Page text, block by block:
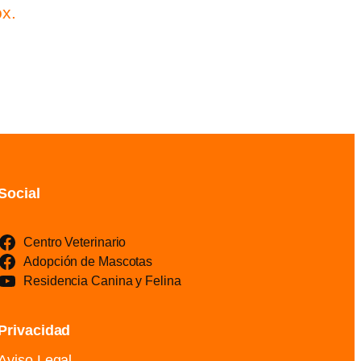
Centro Veterinario
Adopción de Mascotas
Residencia Canina y Felina